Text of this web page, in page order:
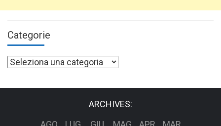
Categorie
Categorie
ARCHIVES: